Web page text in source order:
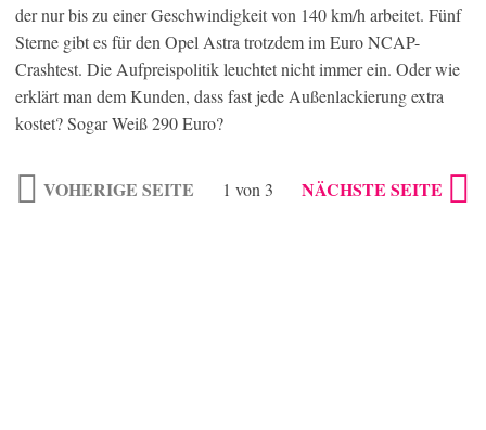
der nur bis zu einer Geschwindigkeit von 140 km/h arbeitet. Fünf
Sterne gibt es für den Opel Astra trotzdem im Euro NCAP-
Crashtest. Die Aufpreispolitik leuchtet nicht immer ein. Oder wie
erklärt man dem Kunden, dass fast jede Außenlackierung extra
kostet? Sogar Weiß 290 Euro?
VOHERIGE SEITE 1 von 3 NÄCHSTE SEITE